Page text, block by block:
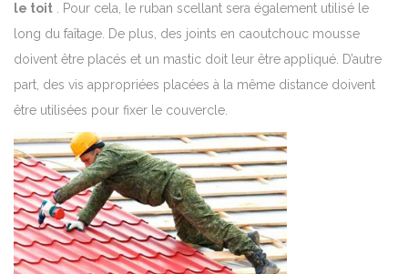
le toit . Pour cela, le ruban scellant sera également utilisé le
long du faîtage. De plus, des joints en caoutchouc mousse
doivent être placés et un mastic doit leur être appliqué. D’autre
part, des vis appropriées placées à la même distance doivent
être utilisées pour fixer le couvercle.